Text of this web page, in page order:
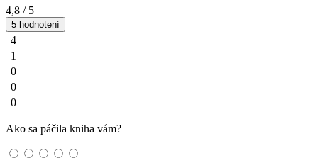
4,8 / 5
5 hodnotení
4
1
0
0
0
Ako sa páčila kniha vám?